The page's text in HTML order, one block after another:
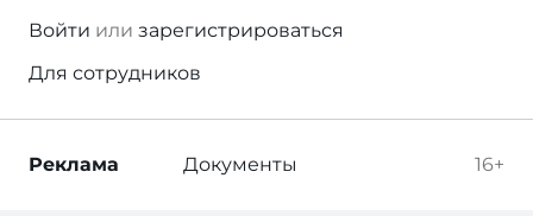
Войти или зарегистрироваться
Для сотрудников
16+
Реклама Документы